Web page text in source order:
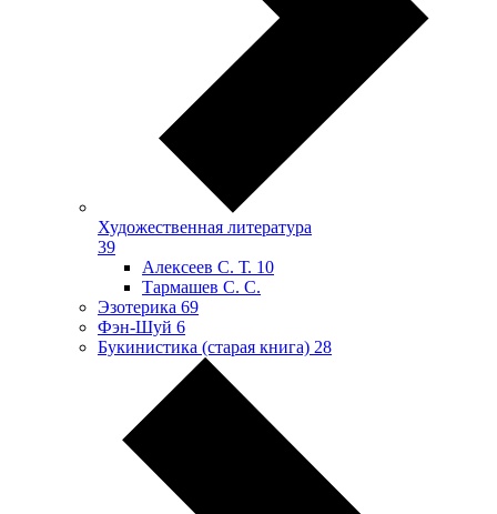
Художественная литература
39
Алексеев С. Т. 10
Тармашев С. С.
Эзотерика 69
Фэн-Шуй 6
Букинистика (старая книга) 28